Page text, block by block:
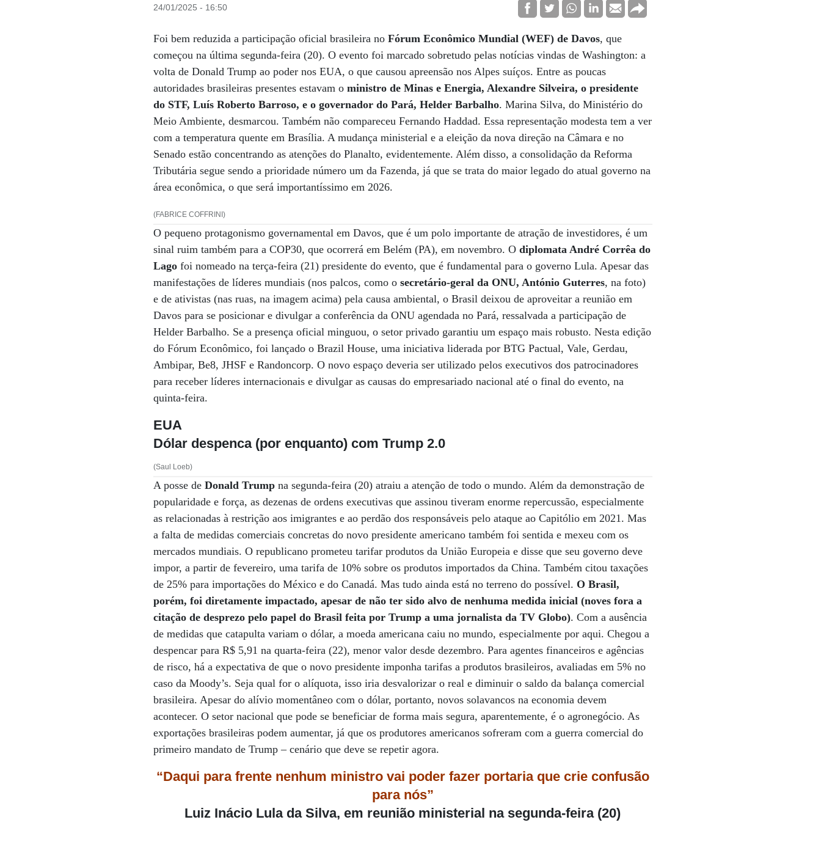
24/01/2025 - 16:50
Foi bem reduzida a participação oficial brasileira noFórum Econômico Mundial (WEF) de Davos, que
começou na última segunda-feira (20). O evento foi marcado sobretudo pelas notícias vindas de Washington: a
volta de Donald Trump ao poder nos EUA, o que causou apreensão nos Alpes suíços. Entre as poucas
autoridades brasileiras presentes estavam oministro de Minas e Energia, Alexandre Silveira, o presidente
do STF, Luís Roberto Barroso, e o governador do Pará, Helder Barbalho. Marina Silva, do Ministério do
Meio Ambiente, desmarcou. Também não compareceu Fernando Haddad. Essa representação modesta tem a ver
com a temperatura quente em Brasília. A mudança ministerial e a eleição da nova direção na Câmara e no
Senado estão concentrando as atenções do Planalto, evidentemente. Além disso, a consolidação da Reforma
Tributária segue sendo a prioridade número um da Fazenda, já que se trata do maior legado do atual governo na
área econômica, o que será importantíssimo em 2026.
(FABRICE COFFRINI)
O pequeno protagonismo governamental em Davos, que é um polo importante de atração de investidores, é um
sinal ruim também para a COP30, que ocorrerá em Belém (PA), em novembro. Odiplomata André Corrêa do
Lago foi nomeado na terça-feira (21) presidente do evento, que é fundamental para o governo Lula. Apesar das
manifestações de líderes mundiais (nos palcos, como o secretário-geral da ONU, António Guterres, na foto)
e de ativistas (nas ruas, na imagem acima) pela causa ambiental, o Brasil deixou de aproveitar a reunião em
Davos para se posicionar e divulgar a conferência da ONU agendada no Pará, ressalvada a participação de
Helder Barbalho. Se a presença oficial minguou, o setor privado garantiu um espaço mais robusto. Nesta edição
do Fórum Econômico, foi lançado o Brazil House, uma iniciativa liderada por BTG Pactual, Vale, Gerdau,
Ambipar, Be8, JHSF e Randoncorp. O novo espaço deveria ser utilizado pelos executivos dos patrocinadores
para receber líderes internacionais e divulgar as causas do empresariado nacional até o final do evento, na
quinta-feira.
EUA
Dólar despenca (por enquanto) com Trump 2.0
(Saul Loeb)
A posse de Donald Trump na segunda-feira (20) atraiu a atenção de todo o mundo. Além da demonstração de
popularidade e força, as dezenas de ordens executivas que assinou tiveram enorme repercussão, especialmente
as relacionadas à restrição aos imigrantes e ao perdão dos responsáveis pelo ataque ao Capitólio em 2021. Mas
a falta de medidas comerciais concretas do novo presidente americano também foi sentida e mexeu com os
mercados mundiais. O republicano prometeu tarifar produtos da União Europeia e disse que seu governo deve
impor, a partir de fevereiro, uma tarifa de 10% sobre os produtos importados da China. Também citou taxações
de 25% para importações do México e do Canadá. Mas tudo ainda está no terreno do possível. O Brasil,
porém, foi diretamente impactado, apesar de não ter sido alvo de nenhuma medida inicial (noves fora a
citação de desprezo pelo papel do Brasil feita por Trump a uma jornalista da TV Globo). Com a ausência
de medidas que catapulta variam o dólar, a moeda americana caiu no mundo, especialmente por aqui. Chegou a
despencar para R$ 5,91 na quarta-feira (22), menor valor desde dezembro. Para agentes financeiros e agências
de risco, há a expectativa de que o novo presidente imponha tarifas a produtos brasileiros, avaliadas em 5% no
caso da Moody’s. Seja qual for o alíquota, isso iria desvalorizar o real e diminuir o saldo da balança comercial
brasileira. Apesar do alívio momentâneo com o dólar, portanto, novos solavancos na economia devem
acontecer. O setor nacional que pode se beneficiar de forma mais segura, aparentemente, é o agronegócio. As
exportações brasileiras podem aumentar, já que os produtores americanos sofreram com a guerra comercial do
primeiro mandato de Trump – cenário que deve se repetir agora.
“Daqui para frente nenhum ministro vai poder fazer portaria que crie confusão
para nós”
Luiz Inácio Lula da Silva, em reunião ministerial na segunda-feira (20)